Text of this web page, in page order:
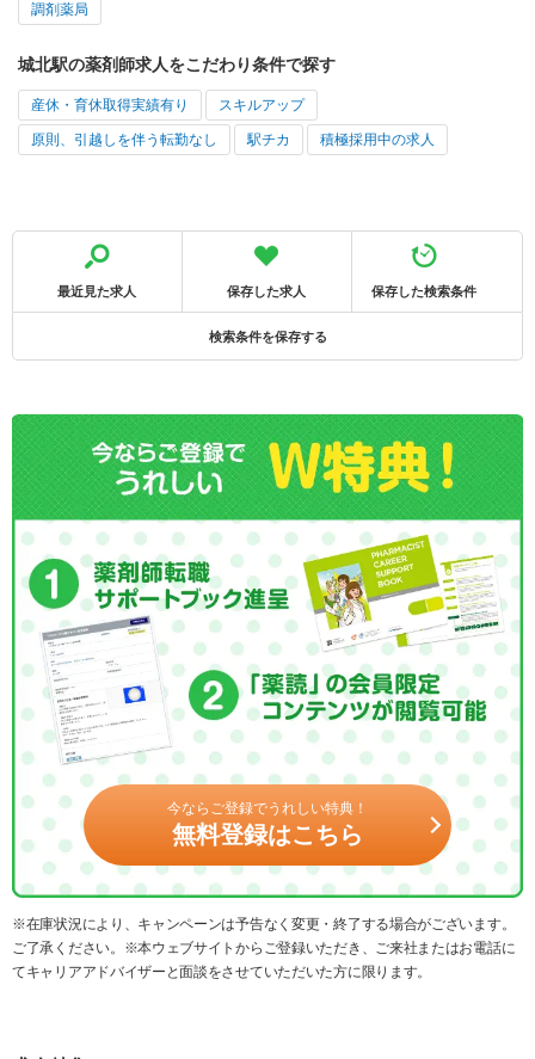
調剤薬局
城北駅の薬剤師求人をこだわり条件で探す
産休・育休取得実績有り スキルアップ
原則、引越しを伴う転勤なし 駅チカ 積極採用中の求人
最近見た求人 保存した求人 保存した検索条件
検索条件を保存する
今ならご登録でうれしい特典！
無料登録はこちら
※在庫状況により、キャンペーンは予告なく変更・終了する場合がございます。
ご了承ください。※本ウェブサイトからご登録いただき、ご来社またはお電話に
てキャリアアドバイザーと面談をさせていただいた方に限ります。